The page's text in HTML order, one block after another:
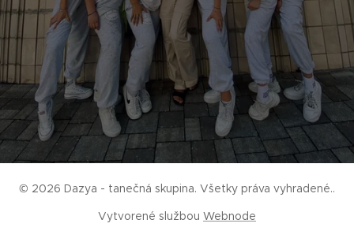
© 2026 Dazya - tanečná skupina. Všetky práva vyhradené..
Vytvorené službou Webnode